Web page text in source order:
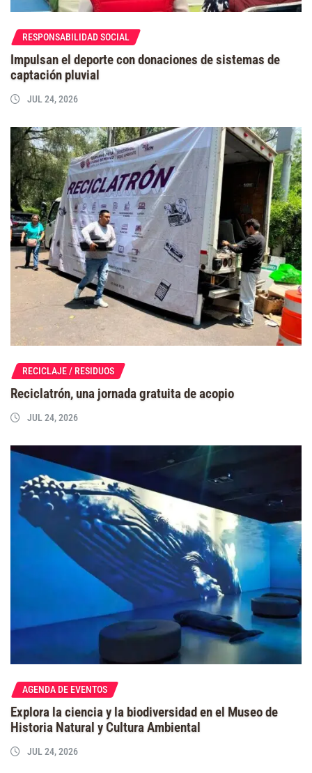
RESPONSABILIDAD SOCIAL
Impulsan el deporte con donaciones de sistemas de
captación pluvial
JUL 24, 2026
RECICLAJE / RESIDUOS
Reciclatrón, una jornada gratuita de acopio
JUL 24, 2026
AGENDA DE EVENTOS
Explora la ciencia y la biodiversidad en el Museo de
Historia Natural y Cultura Ambiental
JUL 24, 2026